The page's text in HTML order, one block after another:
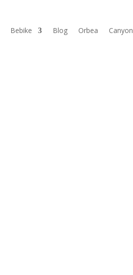
Bebike Blog Orbea
Canyon